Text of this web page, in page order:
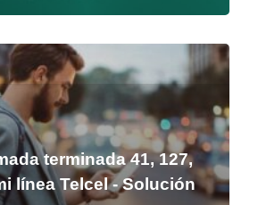
terminada 41, 127,
línea Telcel - Solución